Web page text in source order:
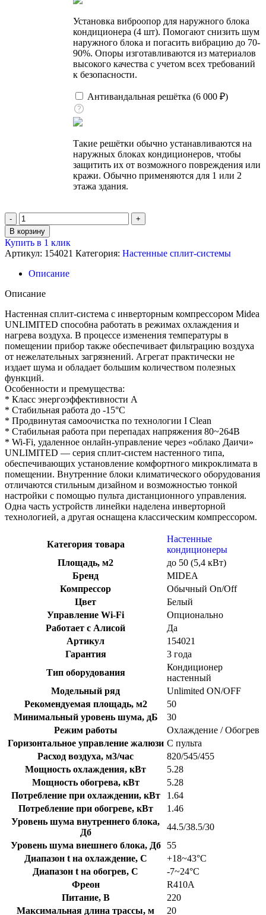
Установка виброопор для наружного блока
кондиционера (4 шт). Помогают снизить шум
наружного блока и погасить вибрацию до 70-
90%. Опоры изготавливаются из материалов
высокого качества с учетом всех требований
к безопасности.
Антивандальная решётка (6 000 ₽)
Такие решётки обычно устанавливаются на
наружных блоках кондиционеров, чтобы
защитить их от возможного повреждения или
кражи. Обычно применяются для 1 или 2
этажа здания.
Количество
товара
Кондиционер
настенный,
Midea
MSAG2-
I
MSAG2-
18HRN1-
O
В корзину
Купить в 1 клик
Артикул: 154021 Категория: Настенные сплит-системы
Описание
Описание
Настенная сплит-система с инверторным компрессором Midea
UNLIMITED способна работать в режимах охлаждения и
нагрева воздуха. В процессе изменения температуры в
помещении прибор также обеспечивает фильтрацию воздуха
от нежелательных загрязнений. Агрегат практически не
издает шума и обладает большим количеством полезных
функций.
Особенности и премущества:
* Класс энергоэффективности А
* Стабильная работа до -15°С
* Продвинутая самоочистка по технологии I Clean
* Стабильная работа при перепадах напряжения 80~264В
* Wi-Fi, удаленное онлайн-управление через «облако Даичи»
UNLIMITED — серия сплит-систем настенного типа,
обеспечивающих установление комфортного микроклимата в
помещении. Внутренние блоки климатического оборудования
отличаются стильным дизайном и возможностью тонкой
настройки с помощью пульта дистанционного управления.
Одна часть устройств линейки наделена инверторной
технологией, а другая оснащена классическим компрессором.
Категория товара
Настенные
кондиционеры
Площадь, м2
до 50 (5,4 кВт)
Бренд
MIDEA
Компрессор
Обычный On/Off
Цвет
Белый
Управление Wi-Fi
Опционально
Работает с Алисой
Да
Артикул
154021
Гарантия
3 года
Тип оборудования
Кондиционер
настенный
Модельный ряд
Unlimited ON/OFF
Рекомендуемая площадь, м2
50
Минимальный уровень шума, дБ
30
Режим работы
Охлаждение / Обогрев
Горизонтальное управление жалюзи С пульта
Расход воздуха, м3/час
820/545/455
Мощность охлаждения, кВт
5.28
Мощность обогрева, кВт
5.28
Потребление при охлаждении, кВт
1.64
Потребление при обогреве, кВт
1.46
Уровень шума внутреннего блока,
Дб
44.5/38.5/30
Уровень шума внешнего блока, Дб
55
Диапазон t на охлаждение, C
+18~43°C
Диапазон t на обогрев, C
-7~24°C
Фреон
R410A
Питание, В
220
Максимальная длина трассы, м
20